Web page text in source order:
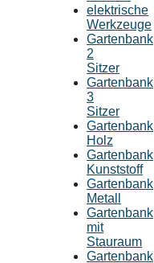
elektrische
Werkzeuge
Gartenbank
2
Sitzer
Gartenbank
3
Sitzer
Gartenbank
Holz
Gartenbank
Kunststoff
Gartenbank
Metall
Gartenbank
mit
Stauraum
Gartenbank